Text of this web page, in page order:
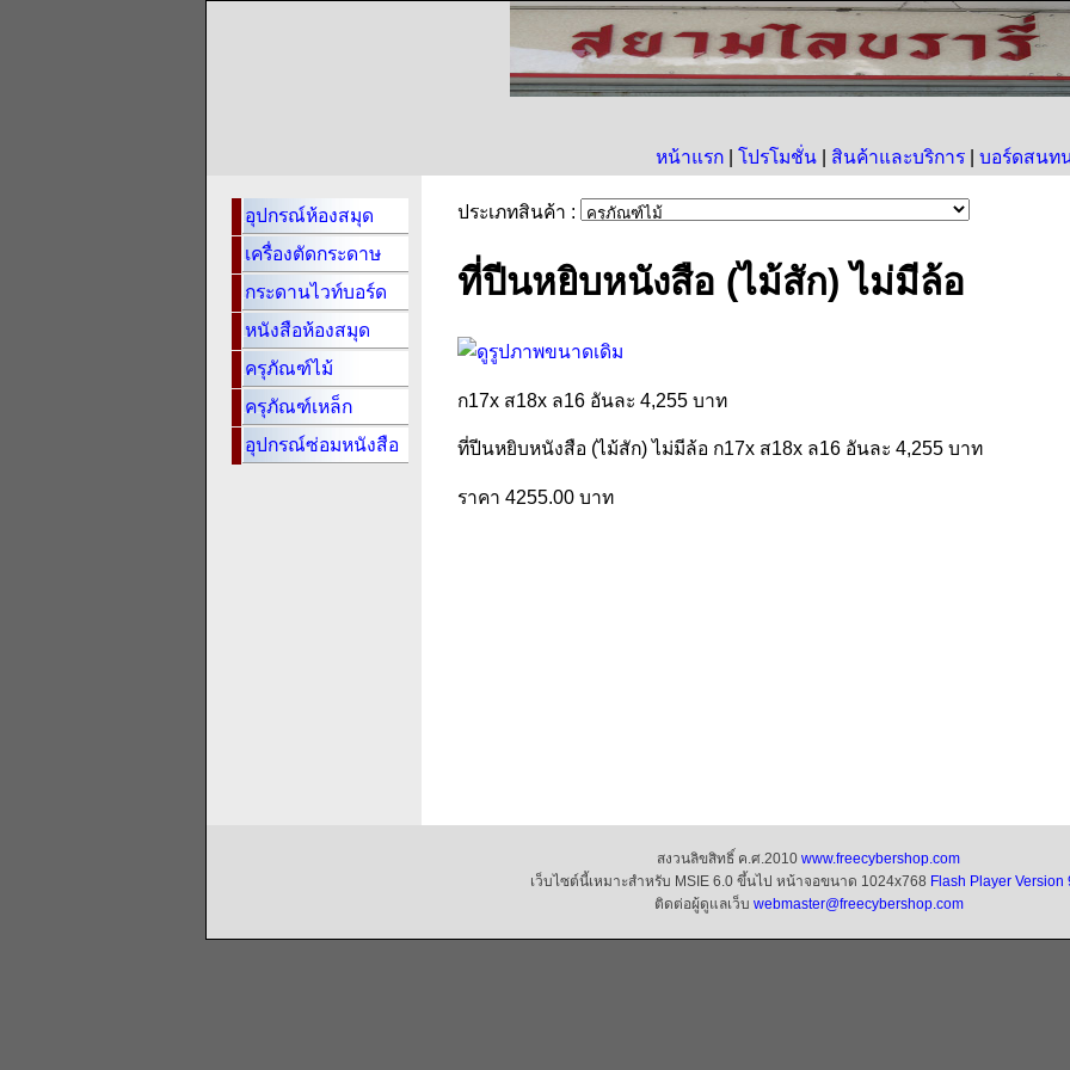
หน้าแรก| โปรโมชั่น| สินค้าและบริการ| บอร์ดสนท
อุปกรณ์ห้องสมุด
เครื่องตัดกระดาษ
กระดานไวท์บอร์ด
หนังสือห้องสมุด
ครุภัณฑ์ไม้
ครุภัณฑ์เหล็ก
อุปกรณ์ซ่อมหนังสือ
ประเภทสินค้า :
ที่ปีนหยิบหนังสือ (ไม้สัก) ไม่มีล้อ
ก17x ส18x ล16 อันละ 4,255 บาท
ที่ปีนหยิบหนังสือ (ไม้สัก)ไม่มีล้อ ก17x ส18x ล16 อันละ 4,255 บาท
ราคา 4255.00 บาท
สงวนลิขสิทธิ์ ค.ศ.2010 www.freecybershop.com
เว็บไซต์นี้เหมาะสำหรับ MSIE 6.0 ขึ้นไป หน้าจอขนาด 1024x768 Flash Player Version
ติดต่อผู้ดูแลเว็บ webmaster@freecybershop.com